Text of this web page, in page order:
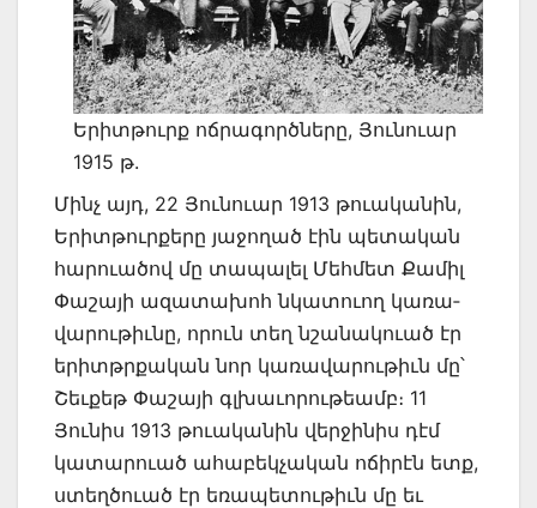
Երիտթուրք ոճրագործները, Յունուար
1915 թ.
Մինչ այդ, 22 Յունուար 1913 թուականին,
Երիտթուրքերը յաջողած էին պետական
հար­ուածով մը տապալել Մեհմետ Քամիլ
Փաշայի ազատախոհ նկատուող կառա­
վարու­թիւնը, որուն տեղ նշանակուած էր
երիտթրքական նոր կառավարութիւն մը՝
Շեւքեթ Փաշայի գլխաւորութեամբ։ 11
Յունիս 1913 թուականին վերջինիս դէմ
կա­տարուած ահաբեկչական ոճիրէն ետք,
ստեղծուած էր եռապետութիւն մը եւ